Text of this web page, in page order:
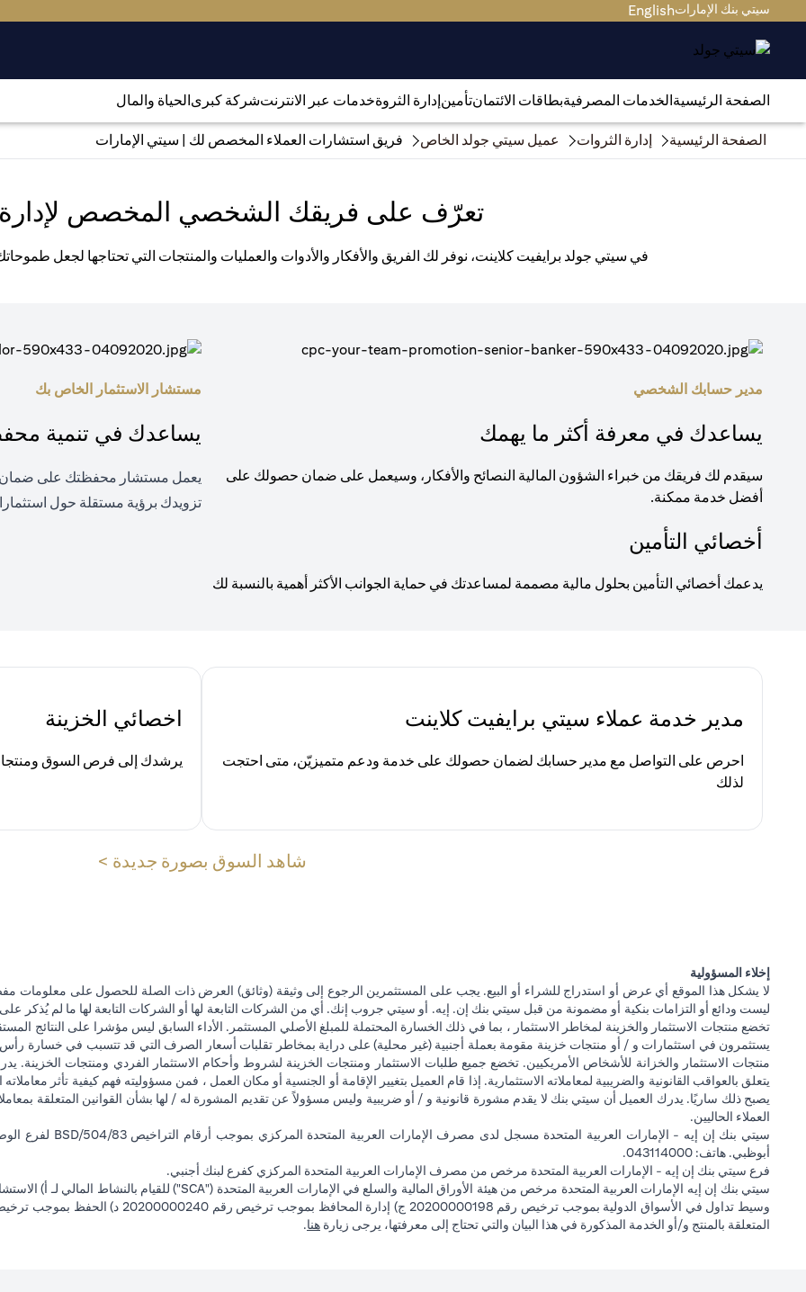
سيتي بنك الإماراتEnglish
الصفحة الرئيسيةالخدمات المصرفيةبطاقات الائتمانتأمينإدارة الثروةخدمات عبر الانترنتشركة كبرىالحياة والمال
الصفحة الرئيسية إدارة الثروات عميل سيتي جولد الخاص فريق استشارات العملاء المخصص لك | سيتي الإمارات
تعرّف على فريقك الشخصي المخصص لإدارة
في سيتي جولد برايفيت كلاينت، نوفر لك الفريق والأفكار والأدوات والعمليات والمنتجات التي تحتاجها لجعل
مدير حسابك الشخصي
يساعدك في معرفة أكثر ما يهمك
سيقدم لك فريقك من خبراء الشؤون المالية النصائح والأفكار، وسيعمل على ضمان حصولك على
أفضل خدمة ممكنة.
أخصائي التأمين
يدعمك أخصائي التأمين بحلول مالية مصممة لمساعدتك في حماية الجوانب الأكثر أهمية بالنسبة لك
مستشار الاستثمار الخاص بك
يساعدك في تنمية
يعمل مستشار محفظتك على ضمان
تزويدك برؤية مستقلة حول
مدير خدمة عملاء سيتي برايفيت كلاينت
احرص على التواصل مع مدير حسابك لضمان حصولك على خدمة ودعم متميزيّن، متى احتجت
لذلك
اخصائي الخزينة
يرشدك إلى فرص السوق ومنتجات
شاهد السوق بصورة جديدة >
إخلاء المسؤولية
لا يشكل هذا الموقع أي عرض أو استدراج للشراء أو البيع. يجب على المستثمرين الرجوع إلى وثيقة (وثائق) العرض ذات الصلة للحصول على معلومات
ليست ودائع أو التزامات بنكية أو مضمونة من قبل سيتي بنك إن. إيه. أو سيتي جروب إنك. أي من الشركات التابعة لها أو الشركات التابعة لها ما لم يُذكر على
تخضع منتجات الاستثمار والخزينة لمخاطر الاستثمار ، بما في ذلك الخسارة المحتملة للمبلغ الأصلي المستثمر. الأداء السابق ليس مؤشرا على النتائج
يستثمرون في استثمارات و / أو منتجات خزينة مقومة بعملة أجنبية (غير محلية) على دراية بمخاطر تقلبات أسعار الصرف التي قد تتسبب في خسارة رأس
منتجات الاستثمار والخزانة للأشخاص الأمريكيين. تخضع جميع طلبات الاستثمار ومنتجات الخزينة لشروط وأحكام الاستثمار الفردي ومنتجات الخزينة.
يتعلق بالعواقب القانونية والضريبية لمعاملاته الاستثمارية. إذا قام العميل بتغيير الإقامة أو الجنسية أو مكان العمل ، فمن مسؤوليته فهم كيفية تأثر معاملاته
يصبح ذلك ساريًا. يدرك العميل أن سيتي بنك لا يقدم مشورة قانونية و / أو ضريبية وليس مسؤولاً عن تقديم المشورة له / لها بشأن القوانين المتعلقة
العملاء الحاليين.
أبوظبي. هاتف: 043114000.
فرع سيتي بنك إن إيه - الإمارات العربية المتحدة مرخص من مصرف الإمارات العربية المتحدة المركزي كفرع لبنك أجنبي.
المتعلقة بالمنتج و/أو الخدمة المذكورة في هذا البيان والتي تحتاج إلى معرفتها، يرجى زيارة هنا.